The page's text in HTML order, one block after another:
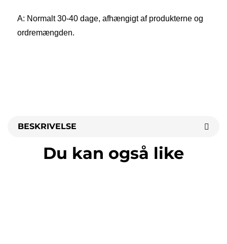
A: Normalt 30-40 dage, afhængigt af produkterne og
ordremængden.
BESKRIVELSE
Du kan også like